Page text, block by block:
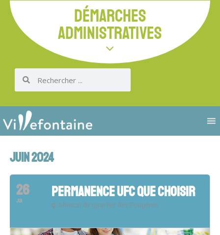
DÉMARCHES
ADMINISTRATIVES
JUIN 2024
26
JUI
PERMANENCE UFC QUE CHOISIR
Maison de quartier des Fougères